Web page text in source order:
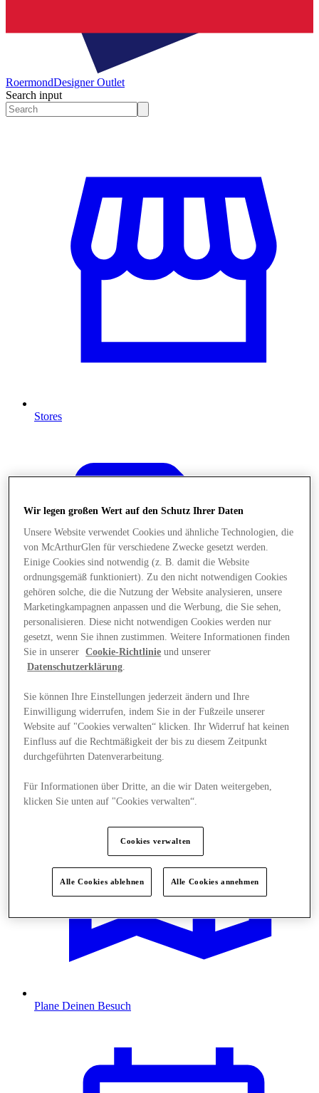
RoermondDesigner Outlet
Search input
Stores
Angebote
Plane Deinen Besuch
Wir legen großen Wert auf den Schutz Ihrer Daten
Unsere Website verwendet Cookies und ähnliche Technologien, die
von McArthurGlen für verschiedene Zwecke gesetzt werden.
Einige Cookies sind notwendig (z. B. damit die Website
ordnungsgemäß funktioniert). Zu den nicht notwendigen Cookies
gehören solche, die die Nutzung der Website analysieren, unsere
Marketingkampagnen anpassen und die Werbung, die Sie sehen,
personalisieren. Diese nicht notwendigen Cookies werden nur
gesetzt, wenn Sie ihnen zustimmen. Weitere Informationen finden
Sie in unserer
Cookie-Richtlinie und unserer
Datenschutzerklärung.
Sie können Ihre Einstellungen jederzeit ändern und Ihre
Einwilligung widerrufen, indem Sie in der Fußzeile unserer
Website auf "Cookies verwalten“ klicken. Ihr Widerruf hat keinen
Einfluss auf die Rechtmäßigkeit der bis zu diesem Zeitpunkt
durchgeführten Datenverarbeitung.
Für Informationen über Dritte, an die wir Daten weitergeben,
klicken Sie unten auf "Cookies verwalten“.
Cookies verwalten
Alle Cookies ablehnen Alle Cookies annehmen